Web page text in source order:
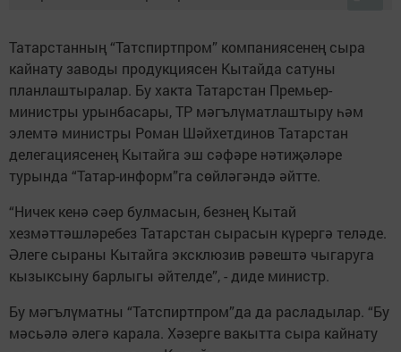
Татарстанның “Татспиртпром” компаниясенең сыра
кайнату заводы продукциясен Кытайда сатуны
планлаштыралар. Бу хакта Татарстан Премьер-
министры урынбасары, ТР мәгълүматлаштыру һәм
элемтә министры Роман Шәйхетдинов Татарстан
делегациясенең Кытайга эш сәфәре нәтиҗәләре
турында “Татар-информ”га сөйләгәндә әйтте.
“Ничек кенә сәер булмасын, безнең Кытай
хезмәттәшләребез Татарстан сырасын күрергә теләде.
Әлеге сыраны Кытайга эксклюзив рәвештә чыгаруга
кызыксыну барлыгы әйтелде”, - диде министр.
Бу мәгълүматны “Татспиртпром”да да расладылар. “Бу
мәсьәлә әлегә карала. Хәзерге вакытта сыра кайнату